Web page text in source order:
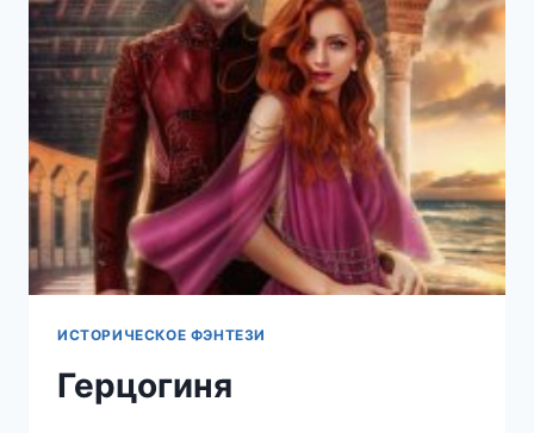
ИСТОРИЧЕСКОЕ ФЭНТЕЗИ
Герцогиня